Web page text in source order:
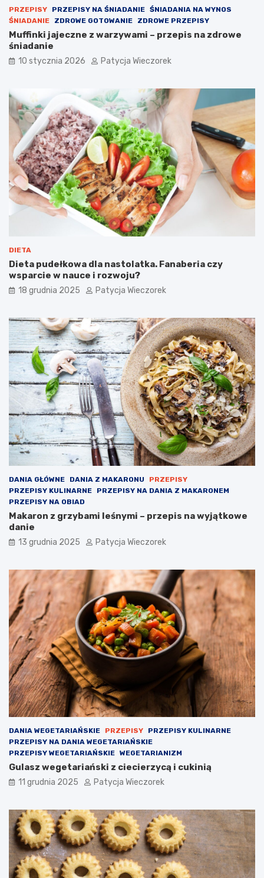
PRZEPISY PRZEPISY NA ŚNIADANIE ŚNIADANIA NA WYNOS
ŚNIADANIE
ZDROWE GOTOWANIE ZDROWE PRZEPISY
Muffinki jajeczne z warzywami – przepis na zdrowe
śniadanie
10 stycznia 2026 Patycja Wieczorek
DIETA
Dieta pudełkowa dla nastolatka. Fanaberia czy
wsparcie w nauce i rozwoju?
18 grudnia 2025 Patycja Wieczorek
DANIA GŁÓWNE DANIA Z MAKARONU
PRZEPISY
PRZEPISY KULINARNE
PRZEPISY NA DANIA Z MAKARONEM
PRZEPISY NA OBIAD
Makaron z grzybami leśnymi – przepis na wyjątkowe
danie
13 grudnia 2025 Patycja Wieczorek
DANIA WEGETARIAŃSKIE PRZEPISY
PRZEPISY KULINARNE
PRZEPISY NA DANIA WEGETARIAŃSKIE
PRZEPISY WEGETARIAŃSKIE WEGETARIANIZM
Gulasz wegetariański z ciecierzycą i cukinią
11 grudnia 2025 Patycja Wieczorek